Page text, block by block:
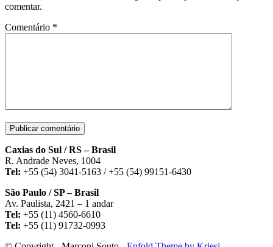
comentar.
Comentário *
Caxias do Sul / RS – Brasil
R. Andrade Neves, 1004
Tel: +55 (54) 3041-5163 / +55 (54) 99151-6430
São Paulo / SP – Brasil
Av. Paulista, 2421 – 1 andar
Tel: +55 (11) 4560-6610
Tel: +55 (11) 91732-0993